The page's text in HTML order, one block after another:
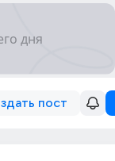
пост